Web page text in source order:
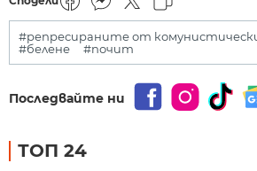
#репресираните от
#белене
#почит
Последвайте ни
ТОП 24